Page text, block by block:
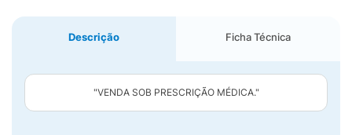
Descrição Ficha Técnica
"VENDA SOB PRESCRIÇÃO MÉDICA."